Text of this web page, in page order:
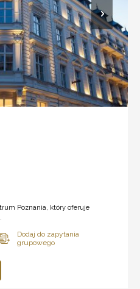
Poznania, który oferuje